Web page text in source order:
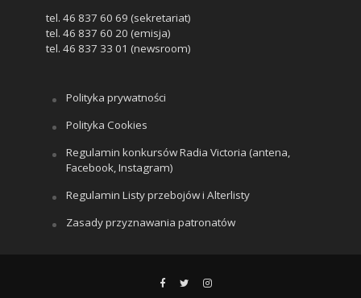
tel. 46 837 60 69 (sekretariat)
tel. 46 837 60 20 (emisja)
tel. 46 837 33 01 (newsroom)
Polityka prywatności
Polityka Cookies
Regulamin konkursów Radia Victoria (antena,
Facebook, Instagram)
Regulamin Listy przebojów i Alterlisty
Zasady przyznawania patronatów